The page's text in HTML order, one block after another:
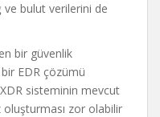
ve bulut verilerini de
bir güvenlik
EDR çözümü
sisteminin mevcut
zor olabilir